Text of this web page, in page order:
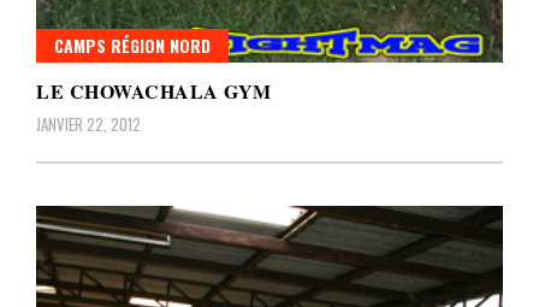
CAMPS RÉGION NORD
LE CHOWACHALA GYM
JANVIER 22, 2012